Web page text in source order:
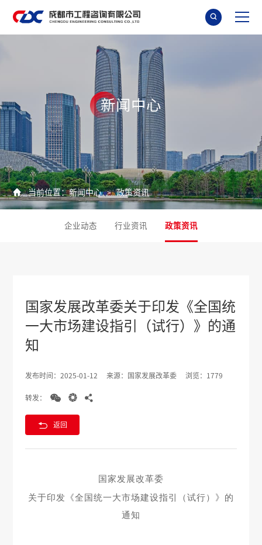

新闻 中心
 当前位置：新闻中心 > 政策资讯
企业动态 行业资讯 政策资讯
国家发展改革委关于印发《全国统
一大市场建设指引（试行）》的通
知
发布时间：2025-01-12 来源：国家发展改革委 浏览：1779
转发：   
 返回
国家发展改革委
关于印发 《全国统一大市场建设指引（试行）》的
通知